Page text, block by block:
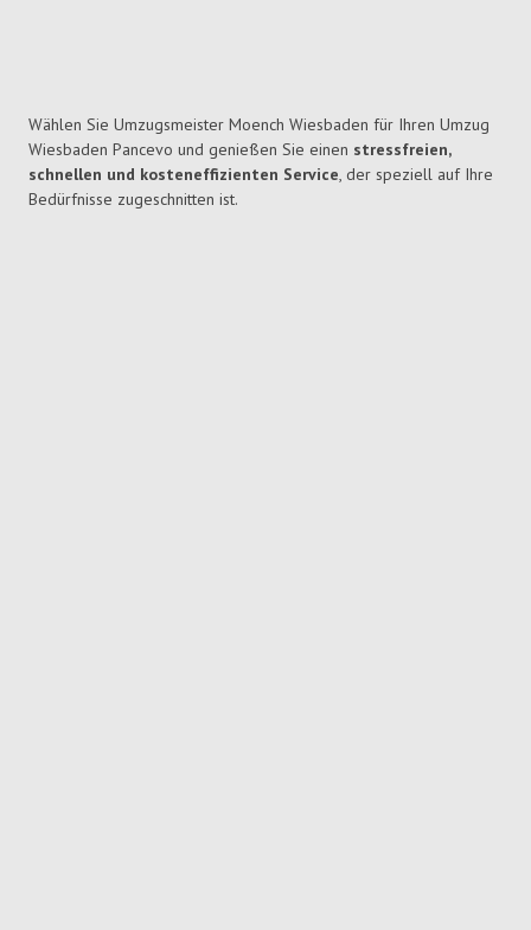
Wählen Sie Umzugsmeister Moench Wiesbaden für Ihren Umzug
Wiesbaden Pancevo und genießen Sie einen stressfreien,
schnellen und kosteneffizienten Service, der speziell auf Ihre
Bedürfnisse zugeschnitten ist.